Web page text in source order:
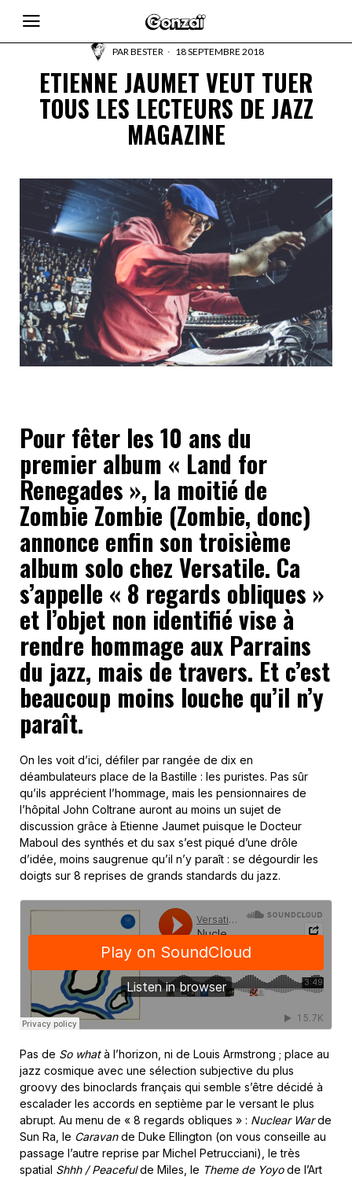
PARBESTER 18 SEPTEMBRE 2018
ETIENNE JAUMET VEUT TUER
TOUS LES LECTEURS DE JAZZ
MAGAZINE
Pour fêter les 10 ans du
premier album « Land for
Renegades », la moitié de
Zombie Zombie (Zombie, donc)
annonce enfin son troisième
album solo chez Versatile. Ca
s’appelle « 8 regards obliques »
et l’objet non identifié vise à
rendre hommage aux Parrains
du jazz, mais de travers. Et c’est
beaucoup moins louche qu’il n’y
paraît.
On les voit d’ici, défiler par rangée de dix en
déambulateurs place de la Bastille : les puristes. Pas sûr
qu’ils apprécient l’hommage, mais les pensionnaires de
l’hôpital John Coltrane auront au moins un sujet de
discussion grâce à Etienne Jaumet puisque le Docteur
Maboul des synthés et du sax s’est piqué d’une drôle
d’idée, moins saugrenue qu’il n’y paraît : se dégourdir les
doigts sur 8 reprises de grands standards du jazz.
Pas de So whatà l’horizon, ni de Louis Armstrong ; place au
jazz cosmique avec une sélection subjective du plus
groovy des binoclards français qui semble s’être décidé à
escalader les accords en septième par le versant le plus
abrupt. Au menu de « 8 regards obliques » : Nuclear Warde
Sun Ra, le Caravande Duke Ellington (on vous conseille au
passage l’autre reprise par Michel Petrucciani), le très
spatial Shhh / Peacefulde Miles, le Theme de Yoyode l’Art